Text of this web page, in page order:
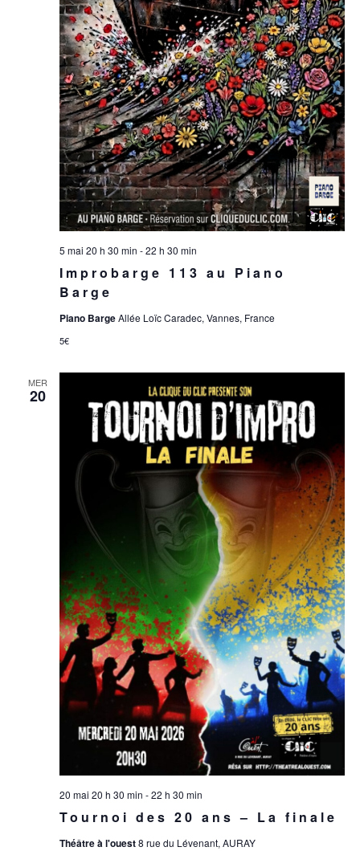
Improbarge 113 au Piano
Barge
5 mai 20 h 30 min -22 h 30 min
Piano BargeAllée Loïc Caradec, Vannes, France
5€
MER
20
Tournoi des 20 ans – La finale
20 mai 20 h 30 min -22 h 30 min
Théâtre à l'ouest8 rue du Lévenant, AURAY